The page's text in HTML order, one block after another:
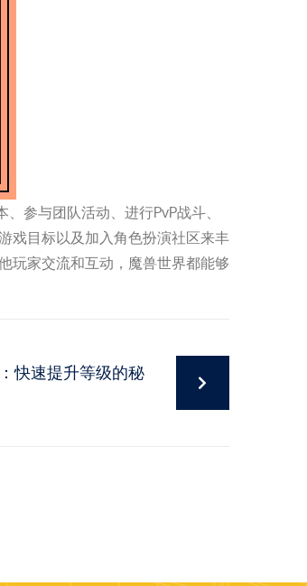
参与团队活动、进行PvP战斗、
戏目标以及加入角色扮演社区来丰
玩家交流和互动，魔兽世界都能够
快速提升等级的秘